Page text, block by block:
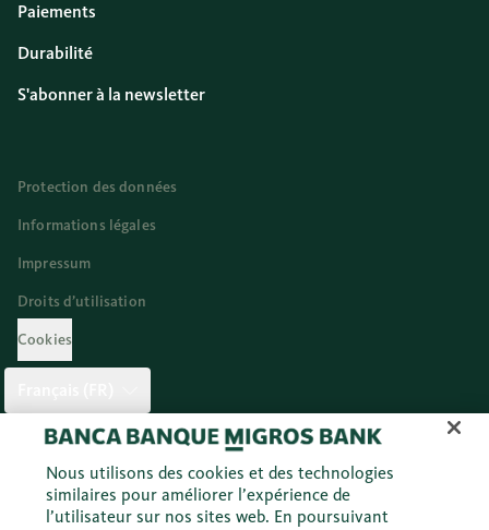
Paiements
Durabilité
S'abonner à la newsletter
Protection des données
Informations légales
Impressum
Droits d’utilisation
Cookies
Twitter Facebook Instagram Youtube
Nous utilisons des cookies et des technologies
similaires pour améliorer l’expérience de
l’utilisateur sur nos sites web. En poursuivant